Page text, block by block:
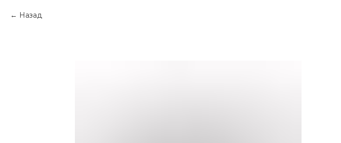
Назад